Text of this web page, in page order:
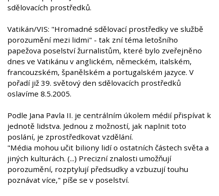
sdělovacích prostředků.
Vatikán/VIS: "Hromadné sdělovací prostředky ve službě
porozumění mezi lidmi" - tak zní téma letošního
papežova poselství žurnalistům, které bylo zveřejněno
dnes ve Vatikánu v anglickém, německém, italském,
francouzském, španělském a portugalském jazyce. V
pořadí již 39. světový den sdělovacích prostředků
oslavíme 8.5.2005.
Podle Jana Pavla II. je centrálním úkolem médií přispívat k
jednotě lidstva. Jednou z možností, jak naplnit toto
poslání, je zprostředkovat vzdělání.
"Média mohou učit biliony lidí o ostatních částech světa a
jiných kulturách. (...) Precizní znalosti umožňují
porozumění, rozptylují předsudky a vzbuzují touhu
poznávat více," píše se v poselství.